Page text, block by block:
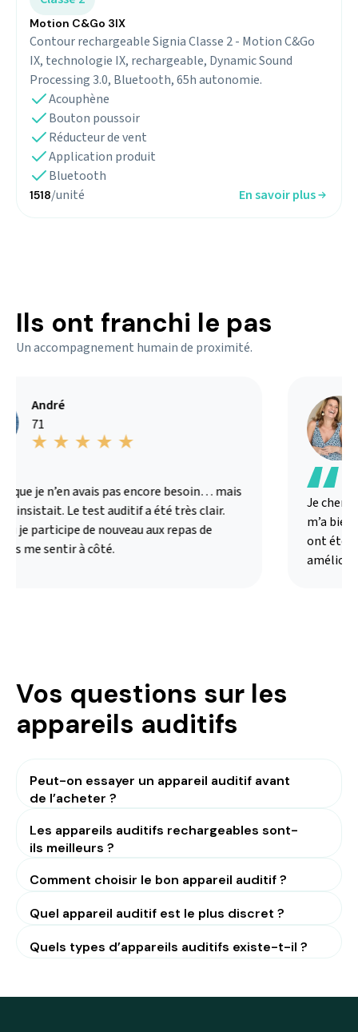
Motion C&Go 3IX
Contour rechargeable Signia Classe 2 - Motion C&Go
IX, technologie IX, rechargeable, Dynamic Sound
Processing 3.0, Bluetooth, 65h autonomie.
Acouphène
Bouton poussoir
Réducteur de vent
Application produit
Bluetooth
1518/unité En savoir plus
Ils ont franchi le pas
Un accompagnement humain de proximité.
André
71
que je n’en avais pas encore besoin… mais
insistait. Le test auditif a été très clair.
je participe de nouveau aux repas de
me sentir à côté.
Je
m’a bien
ont été
amélioré
Vos questions sur les
appareils auditifs
Peut-on essayer un appareil auditif avant
de l’acheter ?
Les appareils auditifs rechargeables sont-
ils meilleurs ?
Comment choisir le bon appareil auditif ?
Quel appareil auditif est le plus discret ?
Quels types d’appareils auditifs existe-t-il ?